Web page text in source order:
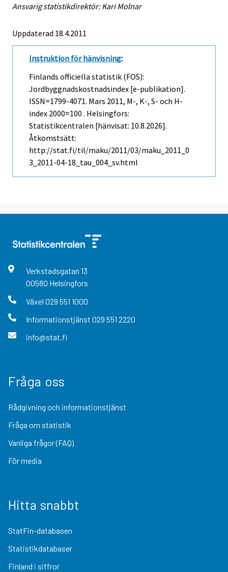
Ansvarig statistikdirektör: Kari Molnar
Uppdaterad 18.4.2011
Instruktion för hänvisning:
Finlands officiella statistik (FOS):
Jordbyggnadskostnadsindex [e-publikation].
ISSN=1799-4071. Mars 2011, M-, K-, S- och H-
index 2000=100 . Helsingfors:
Statistikcentralen [hänvisat: 10.8.2026].
Åtkomstsätt:
http://stat.fi/til/maku/2011/03/maku_2011_0
3_2011-04-18_tau_004_sv.html
Verkstadsgatan 13
00580 Helsingfors
Växel 029 551 1000
Informationstjänst 029 551 2220
info@stat.fi
Fråga oss
Rådgivning och informationstjänst
Fråga om statistik
Vanliga frågor (FAQ)
För media
Hitta snabbt
StatFin-databasen
Statistikdatabaser
Finland i siffror